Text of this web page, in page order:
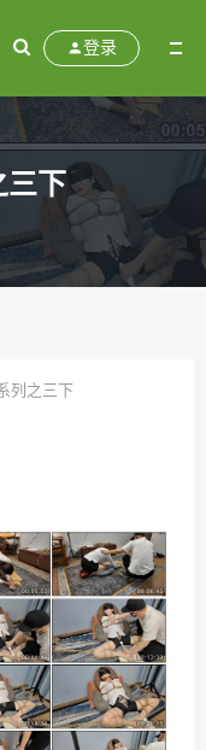
登录
三下
列之三下